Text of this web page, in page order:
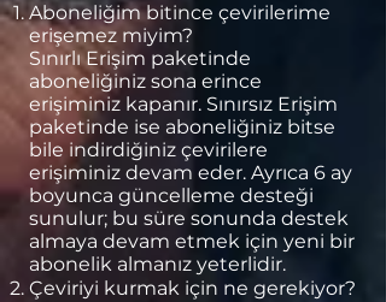
Aboneliğim bitince çevirilerime
erişemez miyim?
Sınırlı Erişim paketinde
aboneliğiniz sona erince
erişiminiz kapanır. Sınırsız Erişim
paketinde ise aboneliğiniz bitse
bile indirdiğiniz çevirilere
erişiminiz devam eder. Ayrıca 6 ay
boyunca güncelleme desteği
sunulur; bu süre sonunda destek
almaya devam etmek için yeni bir
abonelik almanız yeterlidir.
Çeviriyi kurmak için ne gerekiyor?